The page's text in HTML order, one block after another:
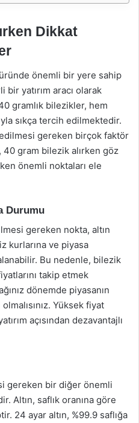
Dikkat
önemli bir yere sahip
yatırım aracı olarak
gramlık bilezikler, hem
sıkça tercih edilmektedir.
gereken birçok faktör
40 gram bilezik alırken göz
önemli noktaları ele
Durumu
gereken nokta, altın
kurlarına ve piyasa
Bu nedenle, bilezik
takip etmek
dönemde piyasanın
Yüksek fiyat
açısından dezavantajlı
gereken bir diğer önemli
Altın, saflık oranına göre
24 ayar altın, %99.9 saflığa